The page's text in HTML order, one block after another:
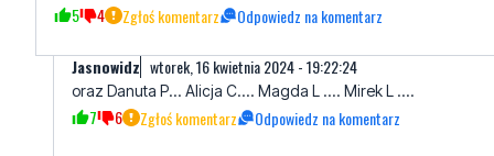
5 4 Zgłoś komentarz Odpowiedz na komentarz
Jasnowidz wtorek, 16 kwietnia 2024 - 19:22:24
oraz Danuta P... Alicja C.... Magda L .... Mirek L ....
7 6 Zgłoś komentarz Odpowiedz na komentarz